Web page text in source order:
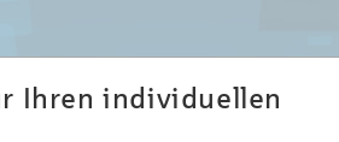
Ihren individuellen